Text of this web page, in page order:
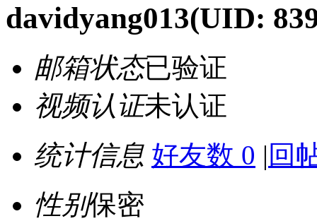
davidyang013(UID:
邮箱状态已验证
视频认证未认证
统计信息 好友数 0 | 回
性别保密